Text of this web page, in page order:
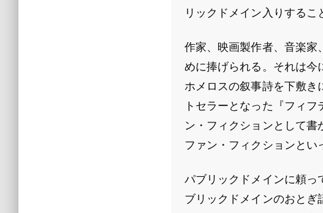
リックドメイン入りするこ
作家、映画製作者、音楽家
めに捧げられる。それは今
ホメロスの叙事詩を下敷き
トセラーとなった『フィ
ン・フィクションとして書
ファン・フィクションとい
パブリックドメインに頼
ブリックドメインのおと